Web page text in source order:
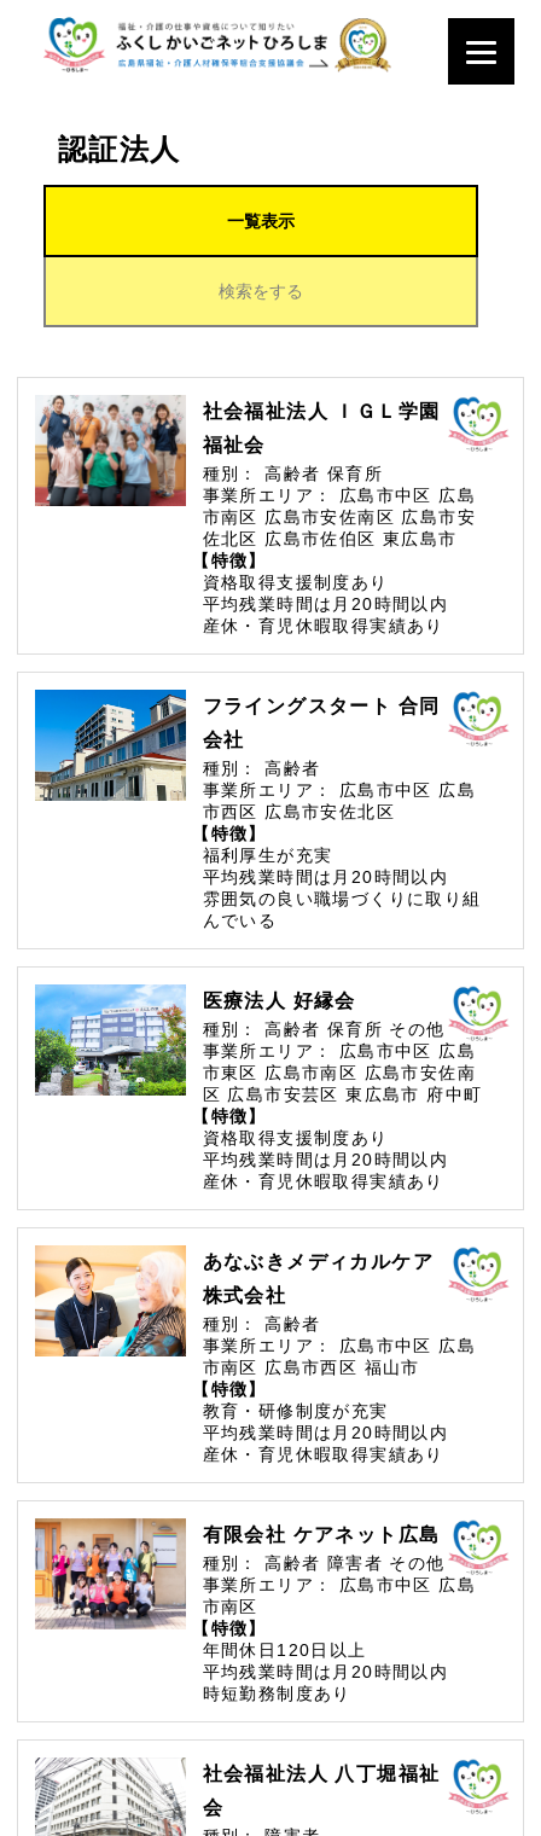
認証法人
一覧表示
検索をする
社会福祉法人 ＩＧＬ学園
福祉会
種別： 高齢者 保育所
事業所エリア：
広島市中区 広島
市南区 広島市安佐南区 広島市安
佐北区 広島市佐伯区東広島市
【特徴】
資格取得支援制度あり
平均残業時間は月20時間以内
産休・育児休暇取得実績あり
フライングスタート 合同
会社
種別：
高齢者
事業所エリア：
広島市中区 広島
市西区 広島市安佐北区
【特徴】
福利厚生が充実
平均残業時間は月20時間以内
雰囲気の良い職場づくりに取り組
んでいる
医療法人 好縁会
種別： 高齢者 保育所 その他
事業所エリア：
広島市中区 広島
市東区 広島市南区 広島市安佐南
区 広島市安芸区東広島市 府中町
【特徴】
資格取得支援制度あり
平均残業時間は月20時間以内
産休・育児休暇取得実績あり
あなぶきメディカルケア
株式会社
種別：
高齢者
事業所エリア：
広島市中区 広島
市南区 広島市西区 福山市
【特徴】
教育・研修制度が充実
平均残業時間は月20時間以内
産休・育児休暇取得実績あり
有限会社 ケアネット広島
種別： 高齢者 障害者 その他
事業所エリア：
広島市中区 広島
市南区
【特徴】
年間休日120日以上
平均残業時間は月20時間以内
時短勤務制度あり
社会福祉法人 八丁堀福祉
会